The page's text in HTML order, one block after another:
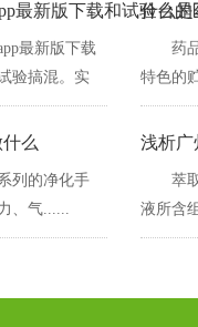
最新版下载和试验台的
最新版下载
搞混。实
什么是
药
特色的
么
列的净化手
、气......
浅析广
萃
液所含